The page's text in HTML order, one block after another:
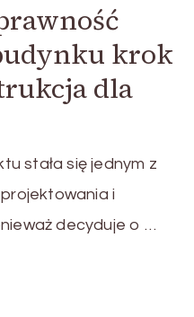
krok
dla
stała się jednym z
i
decyduje o …